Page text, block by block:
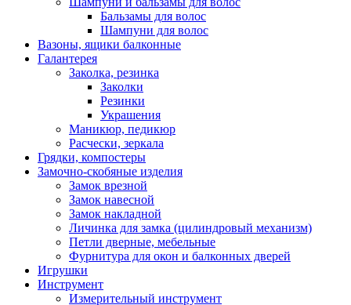
Бальзамы для волос
Шампуни для волос
Вазоны, ящики балконные
Галантерея
Заколка, резинка
Заколки
Резинки
Украшения
Маникюр, педикюр
Расчески, зеркала
Грядки, компостеры
Замочно-скобяные изделия
Замок врезной
Замок навесной
Замок накладной
Личинка для замка (цилиндровый механизм)
Петли дверные, мебельные
Фурнитура для окон и балконных дверей
Игрушки
Инструмент
Измерительный инструмент